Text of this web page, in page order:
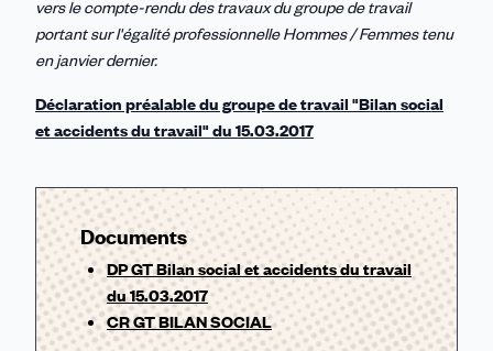
vers le compte-rendu des travaux du groupe de travail
portant sur l'égalité professionnelle Hommes / Femmes tenu
en janvier dernier.
Déclaration préalable du groupe de travail "Bilan social
et accidents du travail" du 15.03.2017
Documents
DP GT Bilan social et accidents du travail
du 15.03.2017
CR GT BILAN SOCIAL